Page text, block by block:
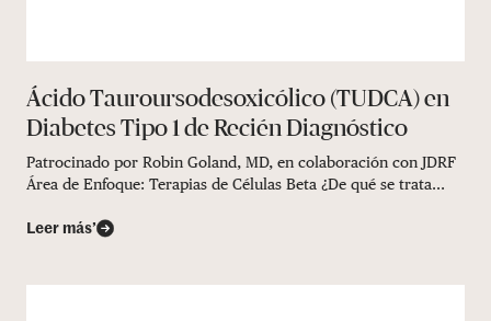
Ácido Tauroursodesoxicólico (TUDCA) en
Diabetes Tipo 1 de Recién Diagnóstico
Patrocinado por Robin Goland, MD, en colaboración con JDRF
Área de Enfoque: Terapias de Células Beta ¿De qué se trata...
Leer más’